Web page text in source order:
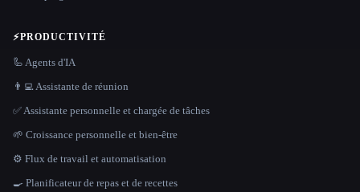
⚡PRODUCTIVITÉ
🦾 Agents d'IA
👨‍💻 Assistante de réunion
✅ Assistante personnelle et chargée de tâches
🌱 Croissance personnelle et bien-être
⚙️ Flux de travail et automatisation
🍳 Planificateur de repas et de recettes